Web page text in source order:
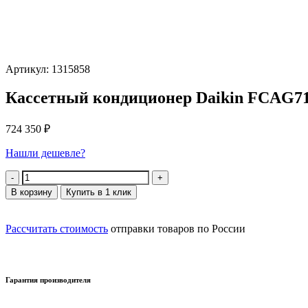
Артикул: 1315858
Кассетный кондиционер Daikin
724 350 ₽
Нашли дешевле?
Количество
В корзину Купить в 1 клик
Рассчитать стоимость отправки товаров по России
Гарантия производителя